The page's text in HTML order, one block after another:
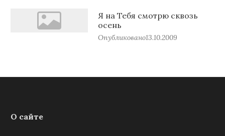
Я на Тебя смотрю сквозь
осень
Опубликовано13.10.2009
О сайте